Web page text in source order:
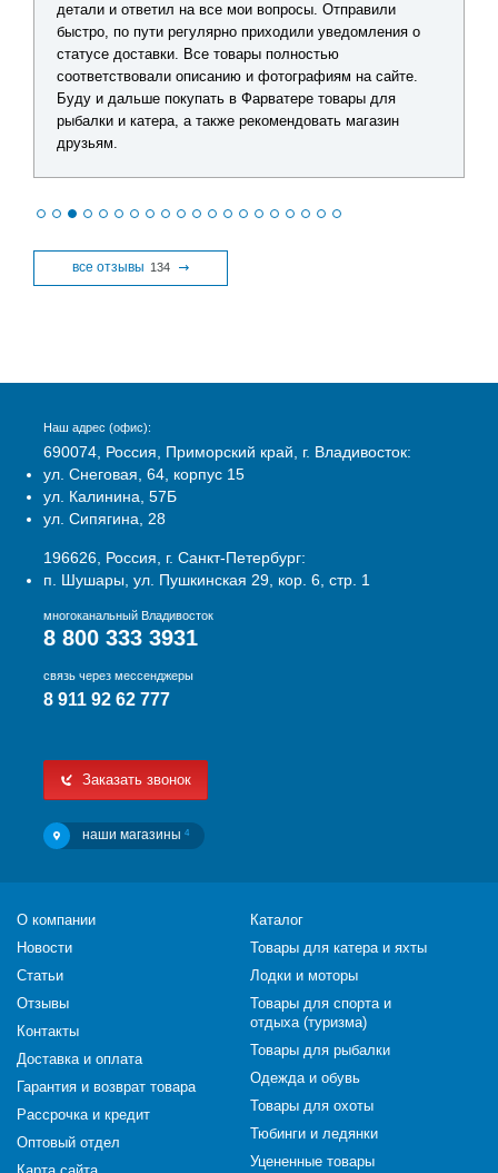
детали и ответил на все мои вопросы. Отправили
быстро, по пути регулярно приходили уведомления о
статусе доставки. Все товары полностью
соответствовали описанию и фотографиям на сайте.
Буду и дальше покупать в Фарватере товары для
рыбалки и катера, а также рекомендовать магазин
друзьям.
все отзывы 134
Наш адрес (офис):
690074, Россия, Приморский край, г. Владивосток:
ул. Снеговая, 64, корпус 15
ул. Калинина, 57Б
ул. Сипягина, 28
196626, Россия, г. Санкт-Петербург:
п. Шушары, ул. Пушкинская 29, кор. 6, стр. 1
многоканальный Владивосток
8 800 333 3931
связь через мессенджеры
8 911 92 62 777
Заказать звонок
наши магазины 4
О компании
Новости
Статьи
Отзывы
Контакты
Доставка и оплата
Гарантия и возврат товара
Рассрочка и кредит
Оптовый отдел
Каталог
Товары для катера и яхты
Лодки и моторы
Товары для спорта и
отдыха (туризма)
Товары для рыбалки
Одежда и обувь
Товары для охоты
Тюбинги и ледянки
Уцененные товары